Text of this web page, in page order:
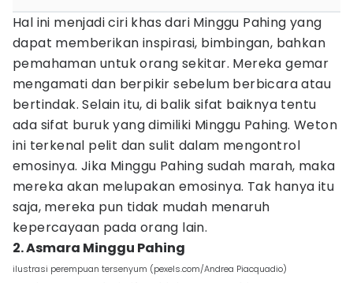
Hal ini menjadi ciri khas dari Minggu Pahing yang
dapat memberikan inspirasi, bimbingan, bahkan
pemahaman untuk orang sekitar. Mereka gemar
mengamati dan berpikir sebelum berbicara atau
bertindak. Selain itu, di balik sifat baiknya tentu
ada sifat buruk yang dimiliki Minggu Pahing. Weton
ini terkenal pelit dan sulit dalam mengontrol
emosinya. Jika Minggu Pahing sudah marah, maka
mereka akan melupakan emosinya. Tak hanya itu
saja, mereka pun tidak mudah menaruh
kepercayaan pada orang lain.
2. Asmara Minggu Pahing
ilustrasi perempuan tersenyum (pexels.com/Andrea Piacquadio)